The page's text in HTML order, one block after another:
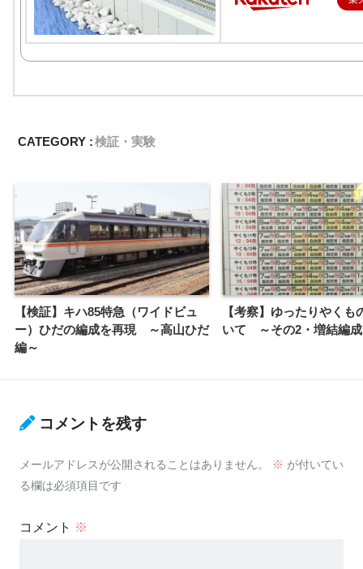
CATEGORY :検証・実験
【検証】キハ85特急（ワイドビュ
ー）ひだの編成を再現 ～高山ひだ
編～
【考察】ゆったりやくも
いて ～その2・増結編
コメントを残す
メールアドレスが公開されることはありません。 ※ が付いてい
る欄は必須項目です
コメント ※